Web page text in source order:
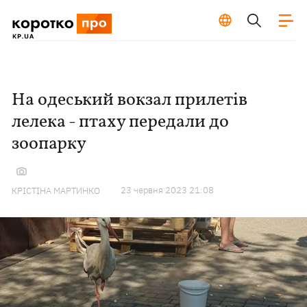
На одеський вокзал прилетів
лелека - птаху передали до
зоопарку
КРІСТІНА МАРТИНКО 23 червня 2023 21:08